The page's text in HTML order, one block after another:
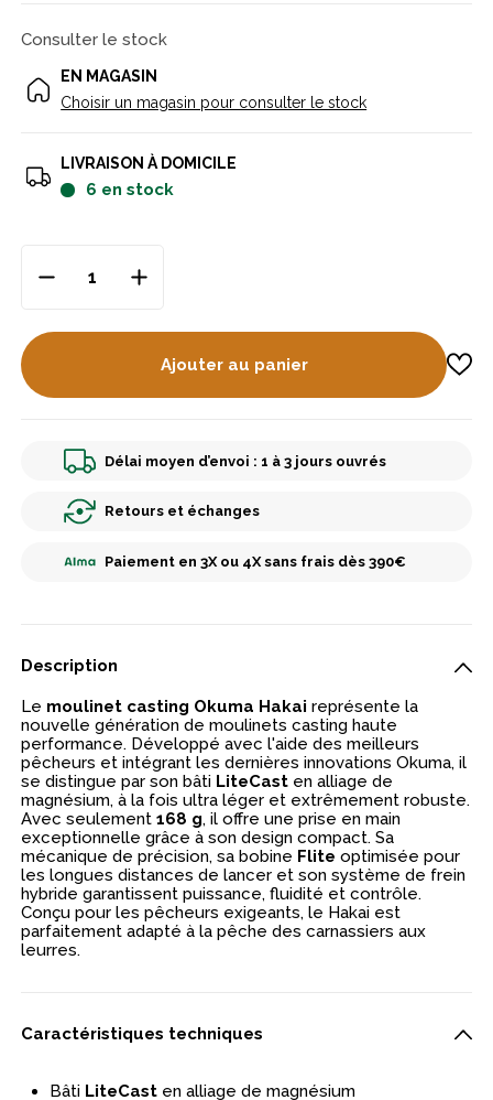
Consulter le stock
EN MAGASIN
Choisir un magasin pour consulter le stock
LIVRAISON À DOMICILE
6 en stock
Ajouter au panier
Délai moyen d’envoi : 1 à 3 jours ouvrés
Retours et échanges
Paiement en 3X ou 4X sans frais dès 390€
Description
Le moulinet casting Okuma Hakai représente la
nouvelle génération de moulinets casting haute
performance. Développé avec l'aide des meilleurs
pêcheurs et intégrant les dernières innovations Okuma, il
se distingue par son bâti LiteCast en alliage de
magnésium, à la fois ultra léger et extrêmement robuste.
Avec seulement168 g, il offre une prise en main
exceptionnelle grâce à son design compact. Sa
mécanique de précision, sa bobine Flite optimisée pour
les longues distances de lancer et son système de frein
hybride garantissent puissance, fluidité et contrôle.
Conçu pour les pêcheurs exigeants, le Hakai est
parfaitement adapté à la pêche des carnassiers aux
leurres.
Caractéristiques techniques
Bâti LiteCast en alliage de magnésium